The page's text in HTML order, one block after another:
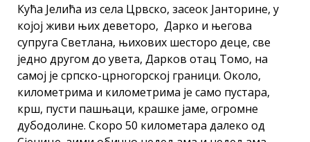
Кућа Јелића из села Црвско, засеок Јанторине, у
којој живи њих деветоро, Дарко и његова
супруга Светлана, њихових шесторо деце, све
једно другом до увета, Дарков отац Томо, на
самој је српско-црногорској граници. Около,
километрима и километрима је само пустара,
крш, пусти пашњаци, крашке јаме, огромне
дубодолине. Скоро 50 километара далеко од